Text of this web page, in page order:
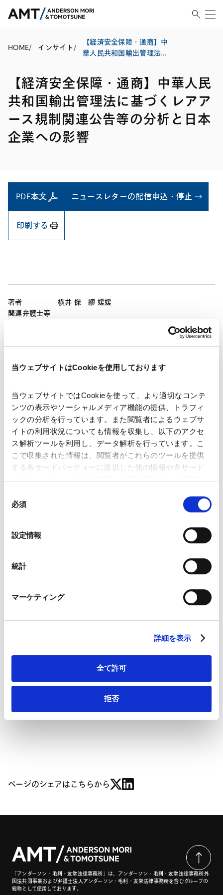
当ウェブサイトはCookieを使用しております
当ウェブサイトではCookieを使って、より適切なコンテ
ンツの表示やソーシャルメディア機能の提供、トラフィ
ックの分析を行っています。また閲覧者によるウェブサ
イトの利用状況についても情報を収集し、以下のアクセ
ス解析ツールを利用し、データ解析を行っています。こ
こで収集された情報は、閲覧者がこれらのツールを提供
する各サードパーティーに提供した他の情報や各サード
パーティーのサービスを使用した際に収集された情報と
ことがあります。
Google Analytics利用規約（
Marketo
外部サイト）
LinkedIn プライバシーポリシー（
HubSpot プライバシーポリシー（外部サイト）
必須
設定情報
統計
マーケティング
詳細を表示
全て許可
拒否
HOME/ インサイト/
【経済安全保障・通商】中
華人民共和国輸出管理法に
公告等の分析と日本企業へ
の影響
【経済安全保障・通商】中華人民
共和国輸出管理法に基づくレアア
ース規制関連公告等の分析と日本
企業への影響
PDF本文 ニュースレターの配信申込・停止
印刷する
著者
関連弁護士等
横井 傑 繆 媛媛
発行年月日 2025年10月16日
業務分野 国際通商および経済安全保障
と日本企業への影響」が掲載されました。
Ⅰ．はじめに
Ⅲ．公告第61号：レアアース再輸出規制
２． 輸出許可申請の厳格な審査基準（4段階の規制
レベル）
１． 規制対象技術の範囲と「みなし輸出」の導入
２． 越境技術支援の厳格な禁止
３． コンプライアンス義務の拡大
Ⅴ．公告第56号及び第57号：レアアースに関する生産加
工設備及び品目管理の拡大
Ⅵ．日本企業として注目するべき重要ポイントと対策
ページのシェアはこちらから
「アンダーソン・毛利・友常法律事務所」は、アンダーソン・毛利・友常法律事務所外
国法共同事業および弁護士法人アンダーソン・毛利・友常法律事務所を含むグループの
総称として使用しております。